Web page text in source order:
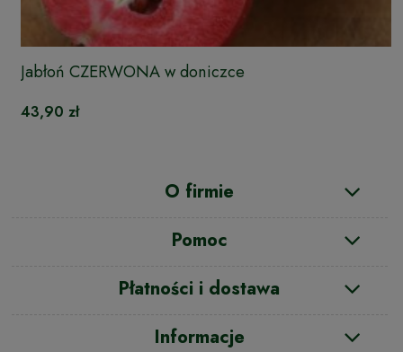
Jabłoń CZERWONA w doniczce
43,90 zł
O firmie
Pomoc
Płatności i dostawa
Informacje